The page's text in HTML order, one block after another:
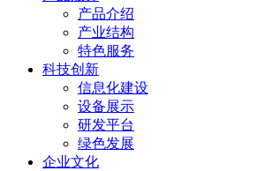
产品介绍
产业结构
特色服务
科技创新
信息化建设
设备展示
研发平台
绿色发展
企业文化